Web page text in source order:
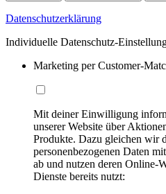
Datenschutzerklärung
Individuelle Datenschutz-
Marketing per Customer-
Mit deiner Einwilligung
unserer Website über
Produkte. Dazu gleichen wir
personenbezogenen Daten
ab und nutzen deren Online-
Dienste bereits nutzt: